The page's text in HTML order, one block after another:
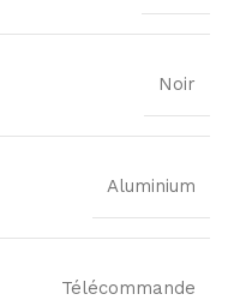
Noir
Aluminium
Télécommande